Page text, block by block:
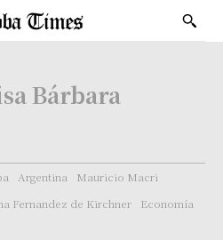
Bárbara
Argentina
Mauricio Macri
Fernandez de Kirchner
Economía